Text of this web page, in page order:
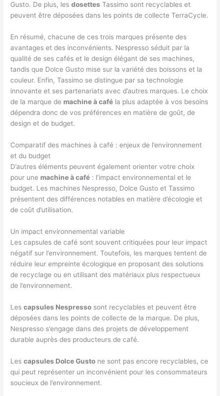
Gusto. De plus, lesdosettes Tassimo sont recyclables et
peuvent être déposées dans les points de collecte TerraCycle.
En résumé, chacune de ces trois marques présente des
avantages et des inconvénients. Nespresso séduit par la
qualité de ses cafés et le design élégant de ses machines,
tandis que Dolce Gusto mise sur la variété des boissons et la
couleur. Enfin, Tassimo se distingue par sa technologie
innovante et ses partenariats avec d’autres marques. Le choix
de la marque de machine à café la plus adaptée à vos besoins
dépendra donc de vos préférences en matière de goût, de
design et de budget.
Comparatif des machines à café : enjeux de l’environnement
et du budget
D’autres éléments peuvent également orienter votre choix
pour une machine à café : l’impact environnemental et le
budget. Les machines Nespresso, Dolce Gusto et Tassimo
présentent des différences notables en matière d’écologie et
de coût d’utilisation.
Un impact environnemental variable
Les capsules de café sont souvent critiquées pour leur impact
négatif sur l’environnement. Toutefois, les marques tentent de
réduire leur empreinte écologique en proposant des solutions
de recyclage ou en utilisant des matériaux plus respectueux
de l’environnement.
Lescapsules Nespresso sont recyclables et peuvent être
déposées dans les points de collecte de la marque. De plus,
Nespresso s’engage dans des projets de développement
durable auprès des producteurs de café.
Lescapsules Dolce Gusto ne sont pas encore recyclables, ce
qui peut représenter un inconvénient pour les consommateurs
soucieux de l’environnement.